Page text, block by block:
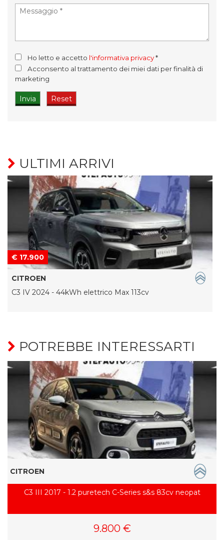
Ho letto e accetto l'informativa privacy*
Acconsento al trattamento dei miei dati per finalità di
marketing
ULTIMI ARRIVI
€ 17.900
CITROEN
C3 IV 2024 - 44kWh elettrico Max 113cv
POTREBBE INTERESSARTI
CITROEN
C3 III 2017 - 1.2 puretech C-Series s&s 83cv neopat
9.800 €